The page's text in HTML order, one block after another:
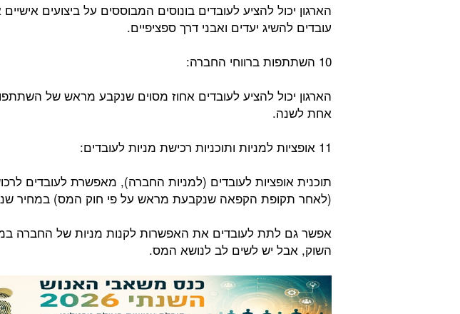
הארגון יכול להציע לעובדים בונוסים המבוססים על ביצועים אישיים
עובדים להשיג יעדים ואבני דרך ספציפיים.
10 השתתפות ברווחי החברה:
הארגון יכול להציע לעובדים אחוז מסוים שנקבע מראש של
אחת לשנה.
11 אופציות למניות ותוכניות רכישת מניות לעובדים:
תוכנית אופציות לעובדים (למניות החברה), מאפשרת לעובדים
(לאחר תקופת הקפאה שנקבעת מראש על פי חוק המס) במחיר
אפשר גם לתת לעובדים את האפשרות לקנות מניות של החברה
השוק, אבל יש לשים לב לנושא המס.